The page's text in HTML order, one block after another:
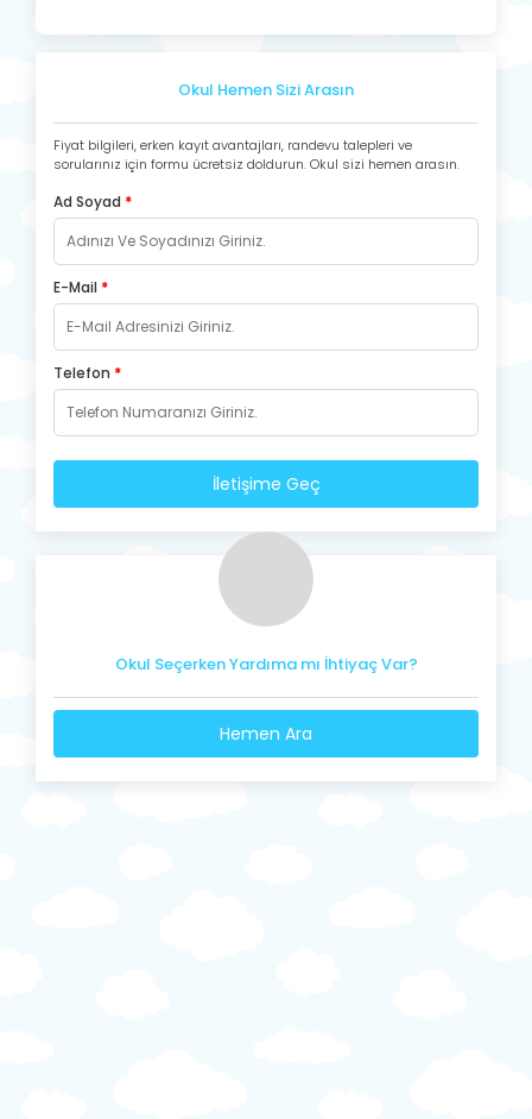
Okul Hemen Sizi Arasın
Fiyat bilgileri, erken kayıt avantajları, randevu talepleri ve
sorularınız için formu ücretsiz doldurun. Okul sizi hemen arasın.
Ad Soyad *
E-Mail *
Telefon *
İletişime Geç
Okul Seçerken Yardıma mı İhtiyaç Var?
Hemen Ara